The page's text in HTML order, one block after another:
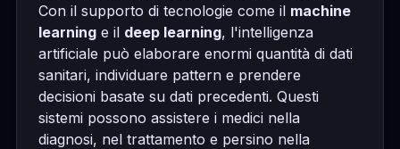
Con il supporto di tecnologie come il machine
learning e il deep learning, l'intelligenza
artificiale può elaborare enormi quantità di dati
sanitari, individuare pattern e prendere
decisioni basate su dati precedenti. Questi
sistemi possono assistere i medici nella
diagnosi, nel trattamento e persino nella